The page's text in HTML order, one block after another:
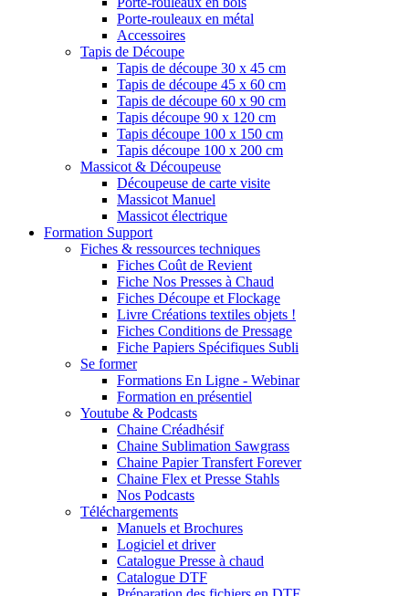
Porte-rouleaux en métal
Accessoires
Tapis de Découpe
Tapis de découpe 30 x 45 cm
Tapis de découpe 45 x 60 cm
Tapis de découpe 60 x 90 cm
Tapis découpe 90 x 120 cm
Tapis découpe 100 x 150 cm
Tapis découpe 100 x 200 cm
Massicot & Découpeuse
Découpeuse de carte visite
Massicot Manuel
Massicot électrique
Formation Support
Fiches & ressources techniques
Fiches Coût de Revient
Fiche Nos Presses à Chaud
Fiches Découpe et Flockage
Livre Créations textiles objets !
Fiches Conditions de Pressage
Fiche Papiers Spécifiques Subli
Se former
Formations En Ligne - Webinar
Formation en présentiel
Youtube & Podcasts
Chaine Créadhésif
Chaine Sublimation Sawgrass
Chaine Papier Transfert Forever
Chaine Flex et Presse Stahls
Nos Podcasts
Téléchargements
Manuels et Brochures
Logiciel et driver
Catalogue Presse à chaud
Catalogue DTF